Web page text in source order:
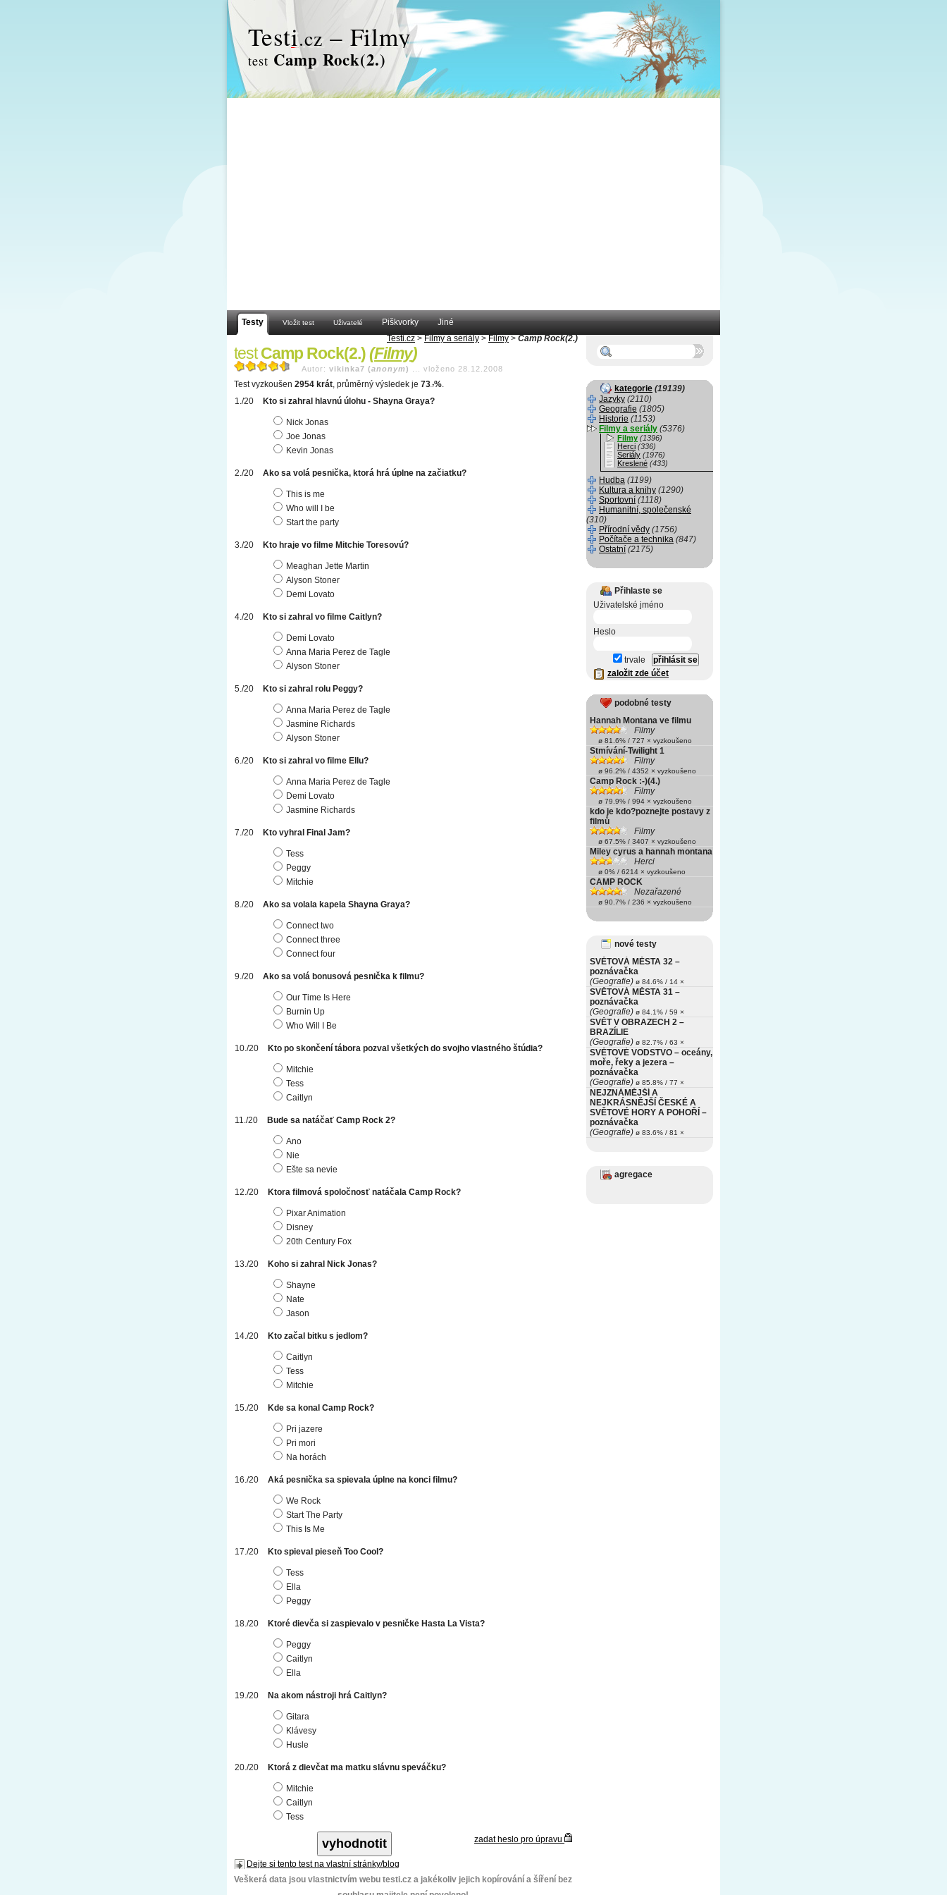
Testi.cz – Filmy
test Camp Rock(2.)
Testy Vložit test Uživatelé Piškvorky
Jiné
Testi.cz > Filmy a seriály > Filmy > Camp Rock(2.)
testCamp Rock(2.)(Filmy)
Autor: vikinka7 (anonym) vloženo 28.12.2008
Test vyzkoušen 2954 krát, průměrný výsledek je 73 .7%.
Kto si zahral hlavnú úlohu - Shayna Graya?
Nick Jonas
Joe Jonas
Kevin Jonas
Ako sa volá pesnička, ktorá hrá úplne na začiatku?
This is me
Who will I be
Start the party
Kto hraje vo filme Mitchie Toresovú?
Meaghan Jette Martin
Alyson Stoner
Demi Lovato
Kto si zahral vo filme Caitlyn?
Demi Lovato
Anna Maria Perez de Tagle
Alyson Stoner
Kto si zahral rolu Peggy?
Anna Maria Perez de Tagle
Jasmine Richards
Alyson Stoner
Kto si zahral vo filme Ellu?
Anna Maria Perez de Tagle
Demi Lovato
Jasmine Richards
Kto vyhral Final Jam?
Tess
Peggy
Mitchie
Ako sa volala kapela Shayna Graya?
Connect two
Connect three
Connect four
Ako sa volá bonusová pesnička k filmu?
Our Time Is Here
Burnin Up
Who Will I Be
Kto po skončení tábora pozval všetkých do svojho vlastného štúdia?
Mitchie
Tess
Caitlyn
Bude sa natáčať Camp Rock 2?
Ano
Nie
Ešte sa nevie
Ktora filmová spoločnosť natáčala Camp Rock?
Pixar Animation
Disney
20th Century Fox
Koho si zahral Nick Jonas?
Shayne
Nate
Jason
Kto začal bitku s jedlom?
Caitlyn
Tess
Mitchie
Kde sa konal Camp Rock?
Pri jazere
Pri mori
Na horách
Aká pesnička sa spievala úplne na konci filmu?
We Rock
Start The Party
This Is Me
Kto spieval pieseň Too Cool?
Tess
Ella
Peggy
Ktoré dievča si zaspievalo v pesničke Hasta La Vista?
Peggy
Caitlyn
Ella
Na akom nástroji hrá Caitlyn?
Gitara
Klávesy
Husle
Ktorá z dievčat ma matku slávnu speváčku?
Mitchie
Caitlyn
Tess
zadat heslo pro úpravu
Dejte si tento test na vlastní stránky/blog
Veškerá data jsou vlastnictvím webu testi.cz a jakékoliv jejich kopírování a šíření bez
kategorie (19139)
Jazyky (2110)
Geografie (1805)
Historie (1153)
Filmy a seriály (5376)
Filmy (1396)
Herci (336)
Seriály (1976)
Kreslené (433)
Hudba (1199)
Kultura a knihy (1290)
Sportovní (1118)
Humanitní, společenské
(310)
Přírodní vědy (1756)
Počítače a technika (847)
Ostatní (2175)
Přihlaste se
Uživatelské jméno
Heslo
trvale
založit zde účet
podobné testy
Hannah Montana ve filmu
Filmy
ø 81.6% / 727 × vyzkoušeno
Stmívání-Twilight 1
Filmy
ø 96.2% / 4352 × vyzkoušeno
Camp Rock :-)(4.)
Filmy
ø 79.9% / 994 × vyzkoušeno
kdo je kdo?poznejte postavy z
filmů
Filmy
ø 67.5% / 3407 × vyzkoušeno
Miley cyrus a hannah montana
Herci
ø 0% / 6214 × vyzkoušeno
CAMP ROCK
Nezařazené
ø 90.7% / 236 × vyzkoušeno
nové testy
SVĚTOVÁ MĚSTA 32 –
poznávačka
(Geografie) ø 84.6% / 14 ×
SVĚTOVÁ MĚSTA 31 –
poznávačka
(Geografie) ø 84.1% / 59 ×
SVĚT V OBRAZECH 2 –
BRAZÍLIE
(Geografie) ø 82.7% / 63 ×
SVĚTOVÉ VODSTVO – oceány,
moře, řeky a jezera –
poznávačka
(Geografie) ø 85.8% / 77 ×
NEJZNÁMĚJŠÍ A
NEJKRÁSNĚJŠÍ ČESKÉ A
SVĚTOVÉ HORY A POHOŘÍ –
poznávačka
(Geografie) ø 83.6% / 81 ×
agregace